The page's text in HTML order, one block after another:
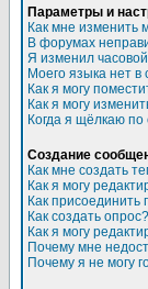
Параметры и
Как мне изменить
В форумах
Я изменил
Моего языка нет в
Как я могу
Как я могу
Когда я щёлкаю
Создание
Как мне создать
Как я могу
Как
Как создать опрос?
Как я могу
Почему мне
Почему я не могу